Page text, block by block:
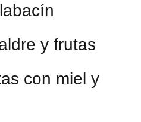
y frutas
con miel y